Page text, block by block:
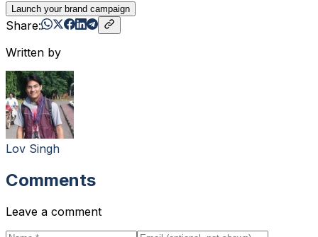
Launch your brand campaign
Share:
Written by
Lov Singh
Comments
Leave a comment